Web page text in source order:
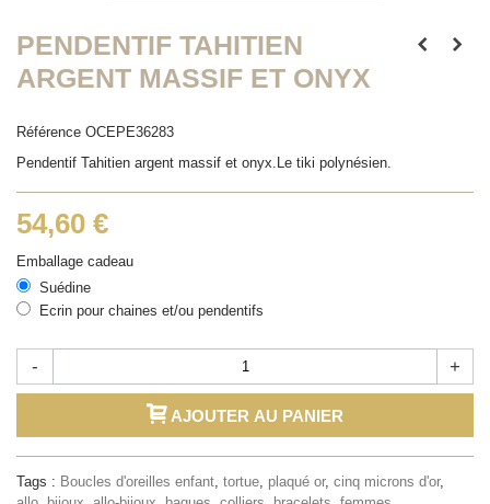
PENDENTIF TAHITIEN
ARGENT MASSIF ET ONYX
Référence OCEPE36283
Pendentif Tahitien argent massif et onyx.Le tiki polynésien.
54,60 €
Emballage cadeau
Suédine
Ecrin pour chaines et/ou pendentifs
- +
AJOUTER AU PANIER
Tags : Boucles d'oreilles enfant, tortue, plaqué or, cinq microns d'or,